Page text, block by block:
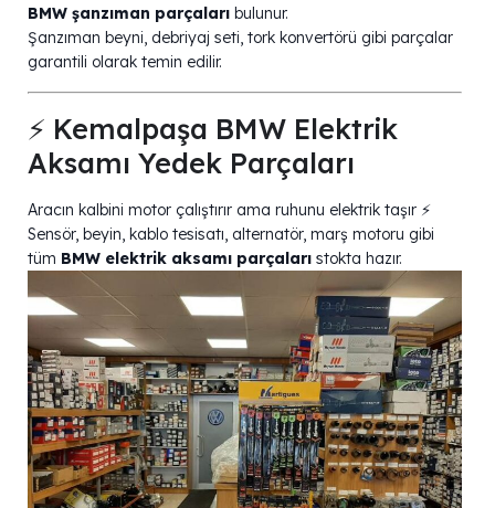
BMW şanzıman parçaları bulunur.
Şanzıman beyni, debriyaj seti, tork konvertörü gibi parçalar
garantili olarak temin edilir.
⚡ Kemalpaşa BMW Elektrik
Aksamı Yedek Parçaları
Aracın kalbini motor çalıştırır ama ruhunu elektrik taşır ⚡
Sensör, beyin, kablo tesisatı, alternatör, marş motoru gibi
tüm BMW elektrik aksamı parçaları stokta hazır.